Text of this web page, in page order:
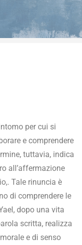
per cui si
e comprendere
tuttavia, indica
all’affermazione
Tale rinuncia è
di comprendere le
dopo una vita
scritta, realizza
e di senso